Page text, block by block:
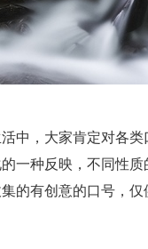
中，大家肯定对各
一种反映，不同性
的有创意的口号，仅